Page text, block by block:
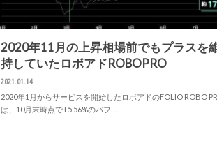
2020年11月の上昇相場前でもプラスを
持していたロボアドROBOPRO
2021.01.14
2020年1月からサービスを開始したロボアドのFOLIO ROBO
は、10月末時点で+5.56%のパフ…